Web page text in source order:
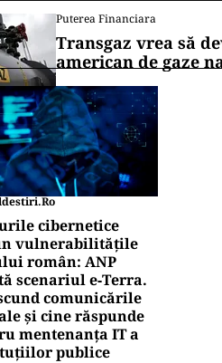
Puterea Financiara
Transgaz vrea să
american de gaze
cibernetice
vulnerabilitățile
român: ANP
scenariul e‑Terra.
comunicările
și cine răspunde
mentenanța IT a
publice